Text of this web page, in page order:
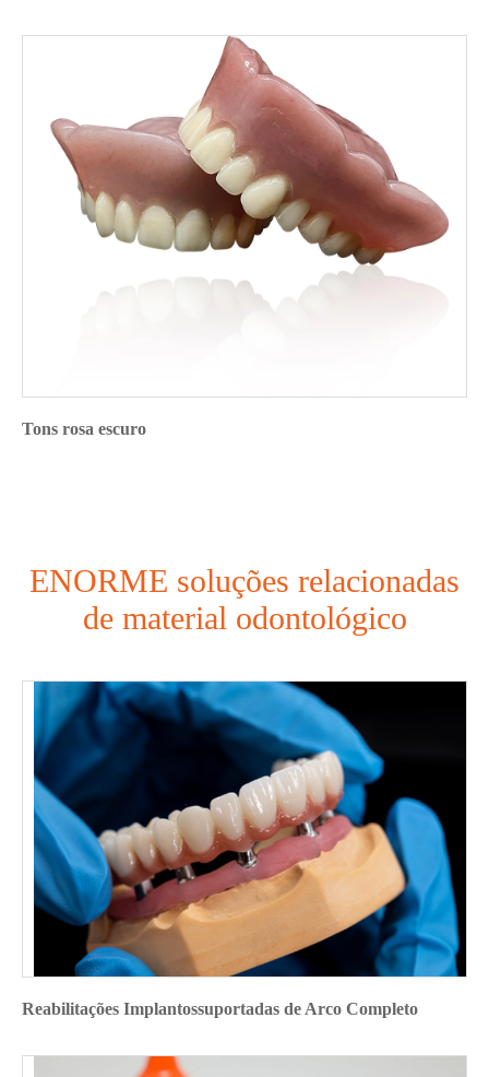
Tons rosa escuro
ENORME soluções relacionadas
de material odontológico
Reabilitações Implantossuportadas de Arco Completo